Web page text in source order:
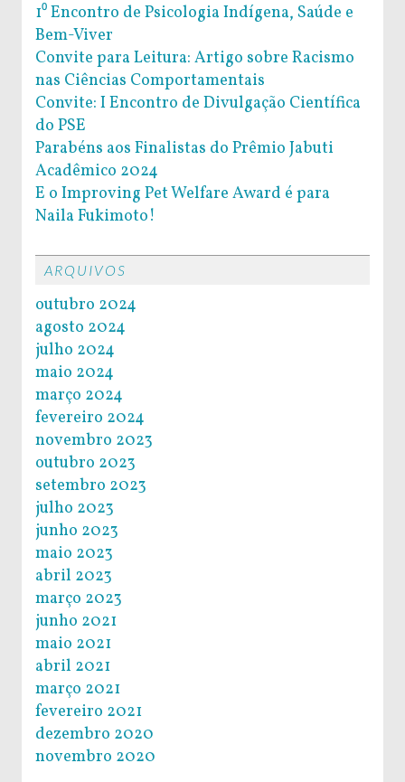
1⁰ Encontro de Psicologia Indígena, Saúde e
Bem-Viver
Convite para Leitura: Artigo sobre Racismo
nas Ciências Comportamentais
Convite: I Encontro de Divulgação Científica
do PSE
Parabéns aos Finalistas do Prêmio Jabuti
Acadêmico 2024
E o Improving Pet Welfare Award é para
Naila Fukimoto!
ARQUIVOS
outubro 2024
agosto 2024
julho 2024
maio 2024
março 2024
fevereiro 2024
novembro 2023
outubro 2023
setembro 2023
julho 2023
junho 2023
maio 2023
abril 2023
março 2023
junho 2021
maio 2021
abril 2021
março 2021
fevereiro 2021
dezembro 2020
novembro 2020